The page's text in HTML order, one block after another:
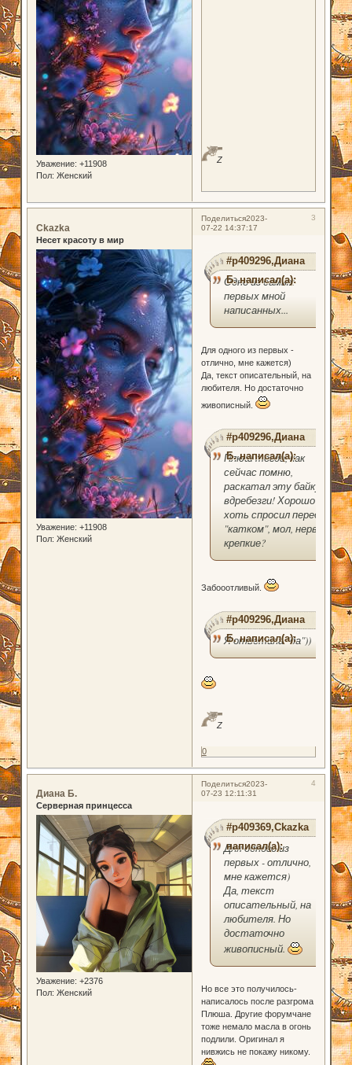
Уважение: +11908
Пол: Женский
Z
Поделиться 3
2023-
07-22 14:37:17
Ckazka
Несет красоту в мир
Уважение: +11908
Пол: Женский
#p409296,Диана
Б. написал(а):
Одно из самых
первых мной
написанных...
Для одного из первых -
отлично, мне кажется)
Да, текст описательный, на
любителя. Но достаточно
живописный.
#p409296,Диана
Б. написал(а):
Плюш тогда, как
сейчас помню,
раскатал эту байку
вдребезги! Хорошо
хоть спросил перед
"катком", мол, нервы
крепкие?
Забооотливый.
#p409296,Диана
Б. написал(а):
Я ответила "да"))
Z
0
Поделиться 4
2023-
07-23 12:11:31
Диана Б.
Серверная принцесса
Уважение: +2376
Пол: Женский
#p409369,Ckazka
написал(а):
Для одного из
первых - отлично,
мне кажется)
Да, текст
описательный, на
любителя. Но
достаточно
живописный.
Но все это получилось-
написалось после разгрома
Плюша. Другие форумчане
тоже немало масла в огонь
подлили. Оригинал я
нивжись не покажу никому.